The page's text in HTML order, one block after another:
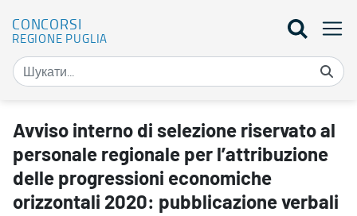
CONCORSI
REGIONE PUGLIA
Avviso interno di selezione riservato al personale regionale per
Avviso interno di selezione riservato al
personale regionale per l’attribuzione
delle progressioni economiche
orizzontali 2020: pubblicazione verbali